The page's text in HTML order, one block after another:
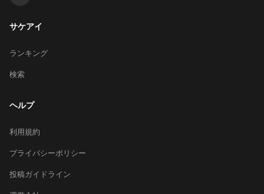
サケアイ
ランキング
検索
ヘルプ
利用規約
プライバシーポリシー
投稿ガイドライン